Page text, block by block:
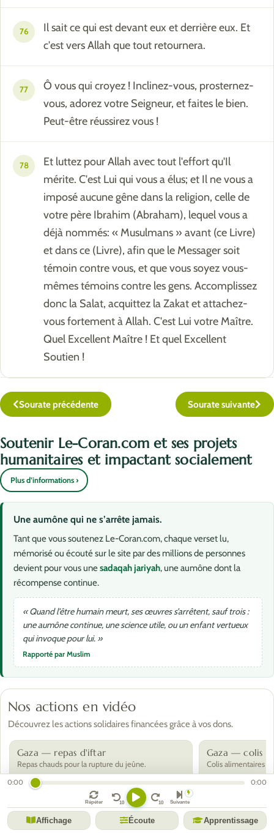
76
Il sait ce qui est devant eux et derrière eux. Et
c'est vers Allah que tout retournera.
77
Ô vous qui croyez ! Inclinez-vous, prosternez-
vous, adorez votre Seigneur, et faites le bien.
Peut-être réussirez vous !
78
Et luttez pour Allah avec tout l'effort qu'Il
mérite. C'est Lui qui vous a élus; et Il ne vous a
imposé aucune gêne dans la religion, celle de
votre père Ibrahim (Abraham), lequel vous a
déjà nommés: « Musulmans » avant (ce Livre)
et dans ce (Livre), afin que le Messager soit
témoin contre vous, et que vous soyez vous-
mêmes témoins contre les gens. Accomplissez
donc la Salat, acquittez la Zakat et attachez-
vous fortement à Allah. C'est Lui votre Maître.
Quel Excellent Maître ! Et quel Excellent
Soutien !
Sourate précédente Sourate suivante
Soutenir Le-Coran.com et ses projets
humanitaires et impactant socialement
Plus d’informations ›
Une aumône qui ne s’arrête jamais.
Tant que vous soutenez Le-Coran.com, chaque verset lu,
mémorisé ou écouté sur le site par des millions de personnes
devient pour vous unesadaqah jariyah, une aumône dont la
récompense continue.
« Quand l’être humain meurt, ses œuvres s’arrêtent, sauf trois :
une aumône continue, une science utile, ou un enfant vertueux
qui invoque pour lui. »
Rapporté par Muslim
Nos actions en vidéo
Découvrez les actions solidaires financées grâce à vos dons.
Gaza — repas d'iftar
Repas chauds pour la rupture du jeûne.
Voir toutes nos actions à Gaza ›
Gaza — colis
Colis alimentaires
59 donateurs récurrents
0:00 0:00
Suivante
Répéter
Affichage Écoute Apprentissage